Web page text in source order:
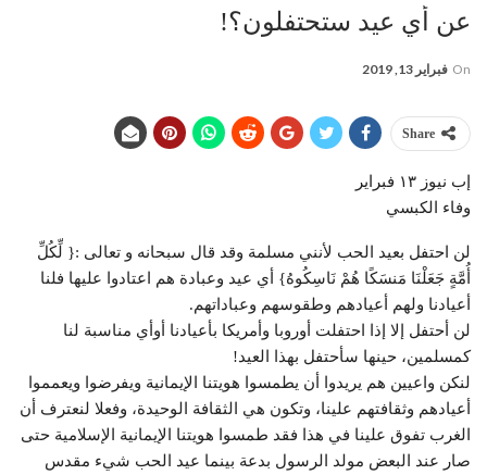
عن أي عيد ستحتفلون؟!
On فبراير 13, 2019
Share
إب نيوز ١٣ فبراير
وفاء الكبسي
لن احتفل بعيد الحب لأنني مسلمة وقد قال سبحانه و تعالى :{ لِّكُلِّ
أُمَّةٍ جَعَلْنَا مَنسَكًا هُمْ نَاسِكُوهُ} أي عيد وعبادة هم اعتادوا عليها فلنا
أعيادنا ولهم أعيادهم وطقوسهم وعباداتهم.
لن أحتفل إلا إذا احتفلت أوروبا وأمريكا بأعيادنا أوأي مناسبة لنا
كمسلمين، حينها سأحتفل بهذا العيد!
لنكن واعيين هم يريدوا أن يطمسوا هويتنا الإيمانية ويفرضوا ويعمموا
أعيادهم وثقافتهم علينا، وتكون هي الثقافة الوحيدة، وفعلا لنعترف أن
الغرب تفوق علينا في هذا فقد طمسوا هويتنا الإيمانية الإسلامية حتى
صار عند البعض مولد الرسول بدعة بينما عيد الحب شيء مقدس